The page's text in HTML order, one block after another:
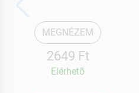
MEGNÉZEM
2649 Ft
Elérhetõ